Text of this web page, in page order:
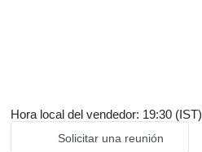
Hora local del vendedor: 19:30 (IST)
Solicitar una reunión